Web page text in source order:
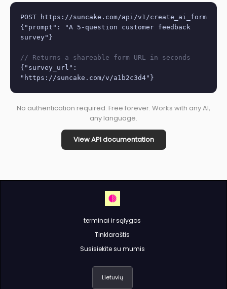
POST https://suncake.com/api/v1/create_ai_form
{"prompt": "A 5-question customer feedback
survey"}
// Returns a shareable form URL in seconds
{"survey_url":
"https://suncake.com/v/a1b2c3d4"}
No authentication required. Free forever. Works with any AI,
any language.
View API documentation
terminai ir sąlygos
Tinklaraštis
Susisiekite su mumis
Lietuvių